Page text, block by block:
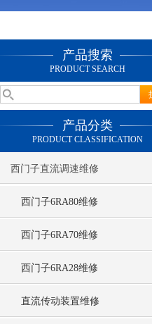
产品搜索
PRODUCT SEARCH
产品分类
PRODUCT CLASSIFICATION
西门子直流调速维修
西门子6RA80维修
西门子6RA70维修
西门子6RA28维修
直流传动装置维修